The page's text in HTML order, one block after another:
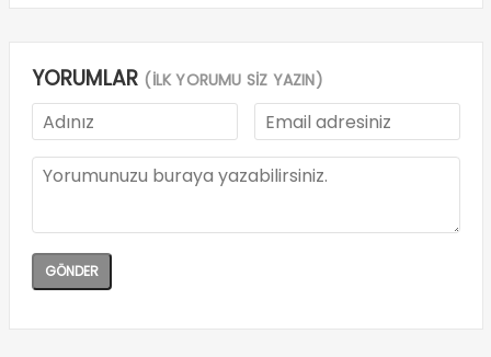
YORUMLAR (İLK YORUMU SİZ YAZIN)